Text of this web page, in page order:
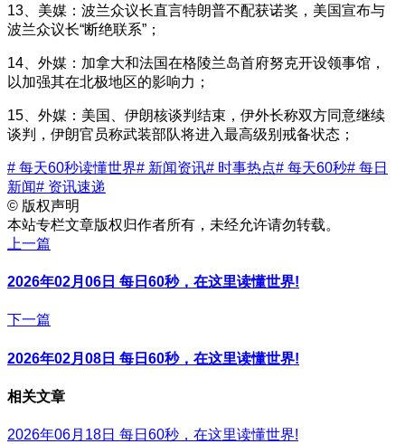
13、美媒：波兰众议长直言特朗普不配获诺奖，美国宣布与
波兰众议长“断绝联系”；
14、外媒：加拿大和法国在格陵兰岛首府努克开设领事馆，
以加强其在北极地区的影响力；
15、外媒：美国、伊朗核谈判结束，伊外长称双方同意继续
谈判，伊朗官员称武装部队将进入最高级别戒备状态；
# 每天60秒读懂世界# 新闻资讯# 时事热点# 每天60秒# 每日
新闻# 资讯速递
© 版权声明
本站专栏文章版权归作者所有，未经允许请勿转载。
上一篇
2026年02月06日 每日60秒，在这里读懂世界!
下一篇
2026年02月08日 每日60秒，在这里读懂世界!
相关文章
2026年06月18日 每日60秒，在这里读懂世界!